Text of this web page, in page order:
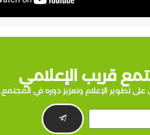
قريب الإعلامي
تطوير الإعلام وتعزيز دوره في المجتمع.